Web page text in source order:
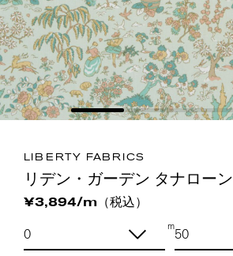
LIBERTY FABRICS
リデン・ガーデン タナローン
¥3,894/m（税込）
m